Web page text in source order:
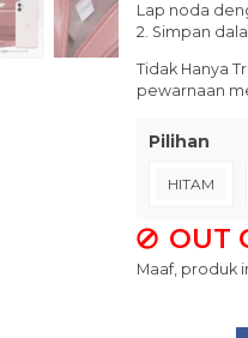
Lap noda
2. Simpan
Tidak Hanya
pewarnaan
Pilihan
HITAM
OUT
Maaf, produk